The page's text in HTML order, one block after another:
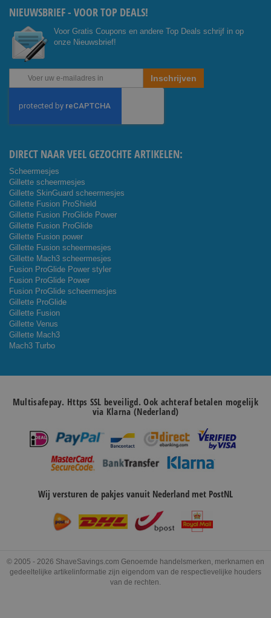
NIEUWSBRIEF - VOOR TOP DEALS!
Voor Gratis Coupons en andere Top Deals schrijf in op
onze Nieuwsbrief!
Abonneer
onze
Inschrijven
DIRECT NAAR VEEL GEZOCHTE ARTIKELEN:
Scheermesjes
Gillette scheermesjes
Gillette SkinGuard scheermesjes
Gillette Fusion ProShield
Gillette Fusion ProGlide Power
Gillette Fusion ProGlide
Gillette Fusion power
Gillette Fusion scheermesjes
Gillette Mach3 scheermesjes
Fusion ProGlide Power styler
Fusion ProGlide Power
Fusion ProGlide scheermesjes
Gillette ProGlide
Gillette Fusion
Gillette Venus
Gillette Mach3
Mach3 Turbo
Multisafepay. Https SSL beveiligd. Ook achteraf betalen mogelijk
via Klarna (Nederland)
Wij versturen de pakjes vanuit Nederland met PostNL
© 2005 - 2026 ShaveSavings.com Genoemde handelsmerken, merknamen en
gedeeltelijke artikelinformatie zijn eigendom van de respectievelijke houders
van de rechten.